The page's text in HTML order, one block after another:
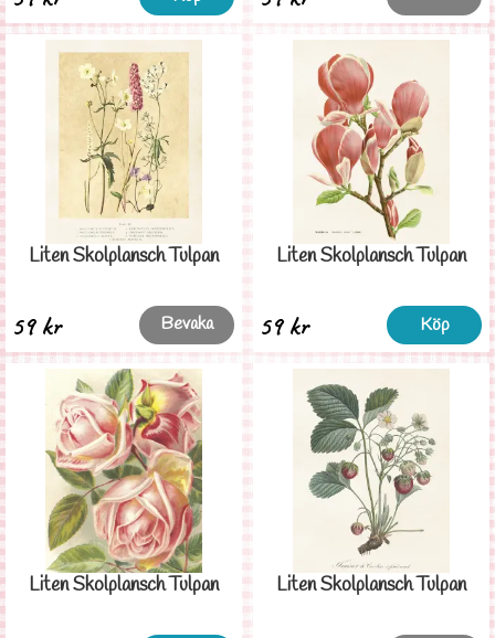
Liten Skolplansch Tulpan
59 kr Bevaka
Liten Skolplansch Tulpan
59 kr Köp
Liten Skolplansch Tulpan Liten Skolplansch Tulpan